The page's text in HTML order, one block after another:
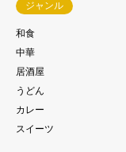
ジャンル
和食
中華
居酒屋
うどん
カレー
スイーツ